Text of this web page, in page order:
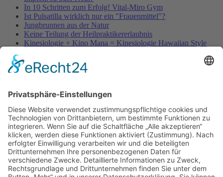
In 10 Schritten zum Erfolg! Vital-Miro Gym
Ist Pulsatilla wirklich nur ein "Frauenmittel"?
Jungbrunnen aus der Natur
Keine Teilung der Heilpraktikererlaubnis
Kinesiologie + Kino Mana = Kinesiologie Hawaiian Style
Kleine Würmer als Wunderheiler
Knoblauch - Allium sativum
MRSA-Killerkeime in deutschen Krankenhäusern
NATURHEILKUNDE & PSYCHOTHERAPIE HEUTE
Natürliche Anti-Falten-Wunderwaffe: Hyaluron
Natürliche Apotheke – Heilpflanze Ingwer
Olivenöl - nicht nur ein Lebensmittel